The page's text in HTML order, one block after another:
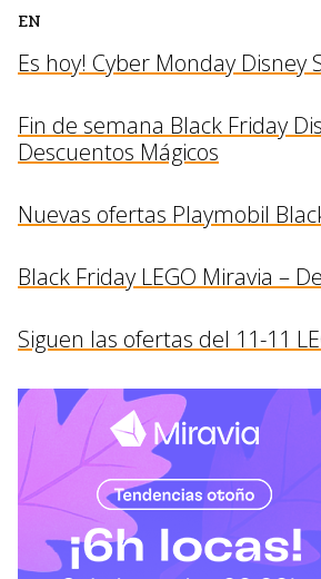
EN
Es hoy! Cyber Monday Disney
Fin de semana Black Friday
Descuentos Mágicos
Nuevas ofertas Playmobil
Black Friday LEGO Miravia –
Siguen las ofertas del 11-11